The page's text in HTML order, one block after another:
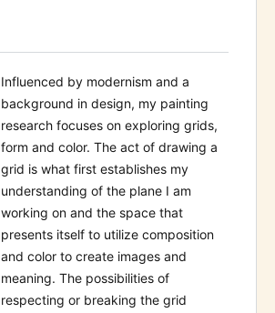
Influenced by modernism and a
background in design, my painting
research focuses on exploring grids,
form and color. The act of drawing a
grid is what first establishes my
understanding of the plane I am
working on and the space that
presents itself to utilize composition
and color to create images and
meaning. The possibilities of
respecting or breaking the grid